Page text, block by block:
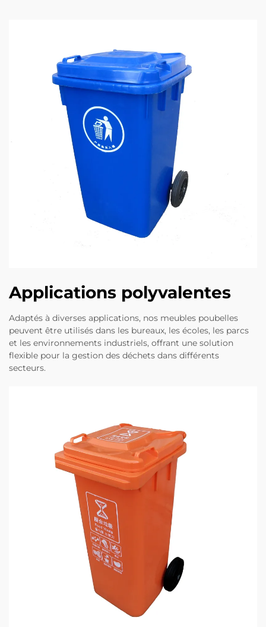
Applications polyvalentes
Adaptés à diverses applications, nos meubles poubelles
peuvent être utilisés dans les bureaux, les écoles, les parcs
et les environnements industriels, offrant une solution
flexible pour la gestion des déchets dans différents
secteurs.